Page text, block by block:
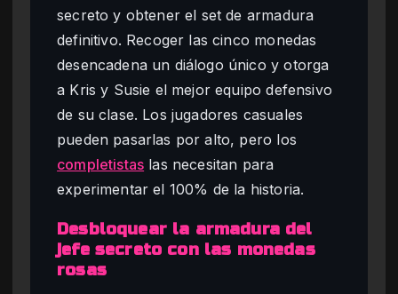
secreto y obtener el set de armadura
definitivo. Recoger las cinco monedas
desencadena un diálogo único y otorga
a Kris y Susie el mejor equipo defensivo
de su clase. Los jugadores casuales
pueden pasarlas por alto, pero los
completistas las necesitan para
experimentar el 100% de la historia.
Desbloquear la armadura del
jefe secreto con las monedas
rosas